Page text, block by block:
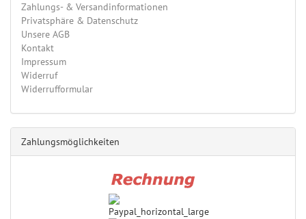
Zahlungs- & Versandinformationen
Privatsphäre & Datenschutz
Unsere AGB
Kontakt
Impressum
Widerruf
Widerrufformular
Zahlungsmöglichkeiten